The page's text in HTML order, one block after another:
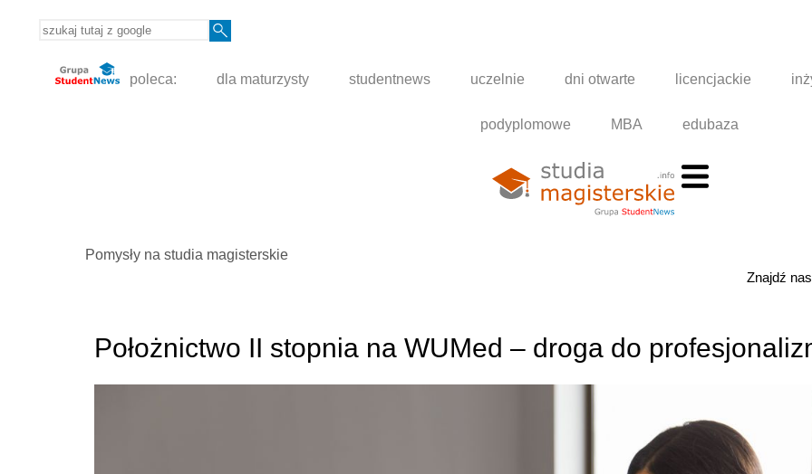
poleca: dla maturzysty studentnews uczelnie dni otwarte licencjackie
podyplomowe MBA edubaza
Pomysły na studia magisterskie
Znajdź
Położnictwo II stopnia na WUMed – droga do